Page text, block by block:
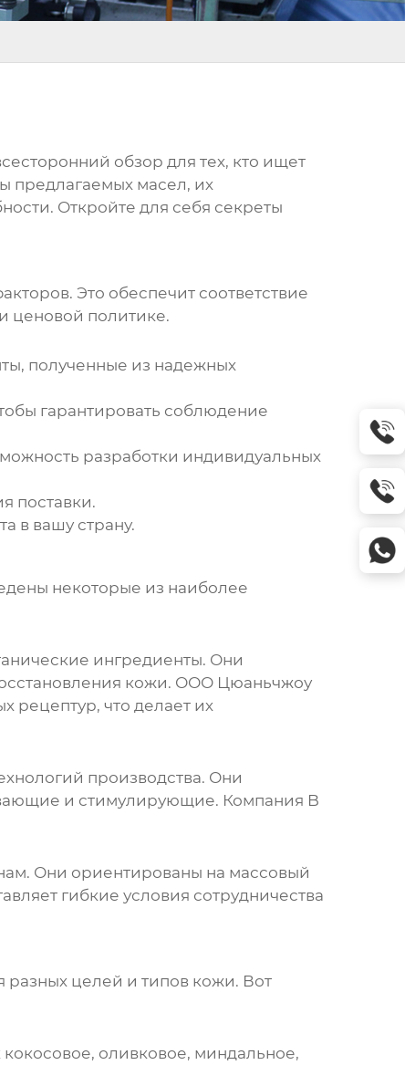
обзор для тех, кто ищет
предлагаемых масел, их
Откройте для себя секреты
Это обеспечит соответствие
ценовой политике.
полученные из надежных
гарантировать соблюдение
разработки индивидуальных
поставки.
в вашу страну.
некоторые из наиболее
ингредиенты. Они
кожи. ООО Цюаньчжоу
рецептур, что делает их
производства. Они
и стимулирующие. Компания B
Они ориентированы на массовый
гибкие условия сотрудничества
целей и типов кожи. Вот
оливковое, миндальное,